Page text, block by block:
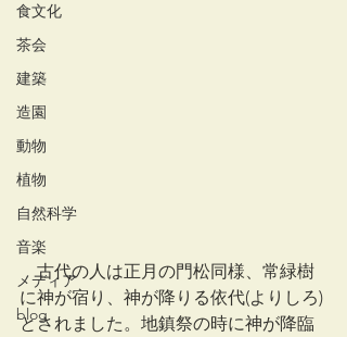
食文化
茶会
建築
造園
動物
植物
自然科学
音楽
メディア
blog
古代の人は正月の門松同様、常緑樹
に神が宿り、神が降りる依代(よりしろ)
とされました。地鎮祭の時に神が降臨